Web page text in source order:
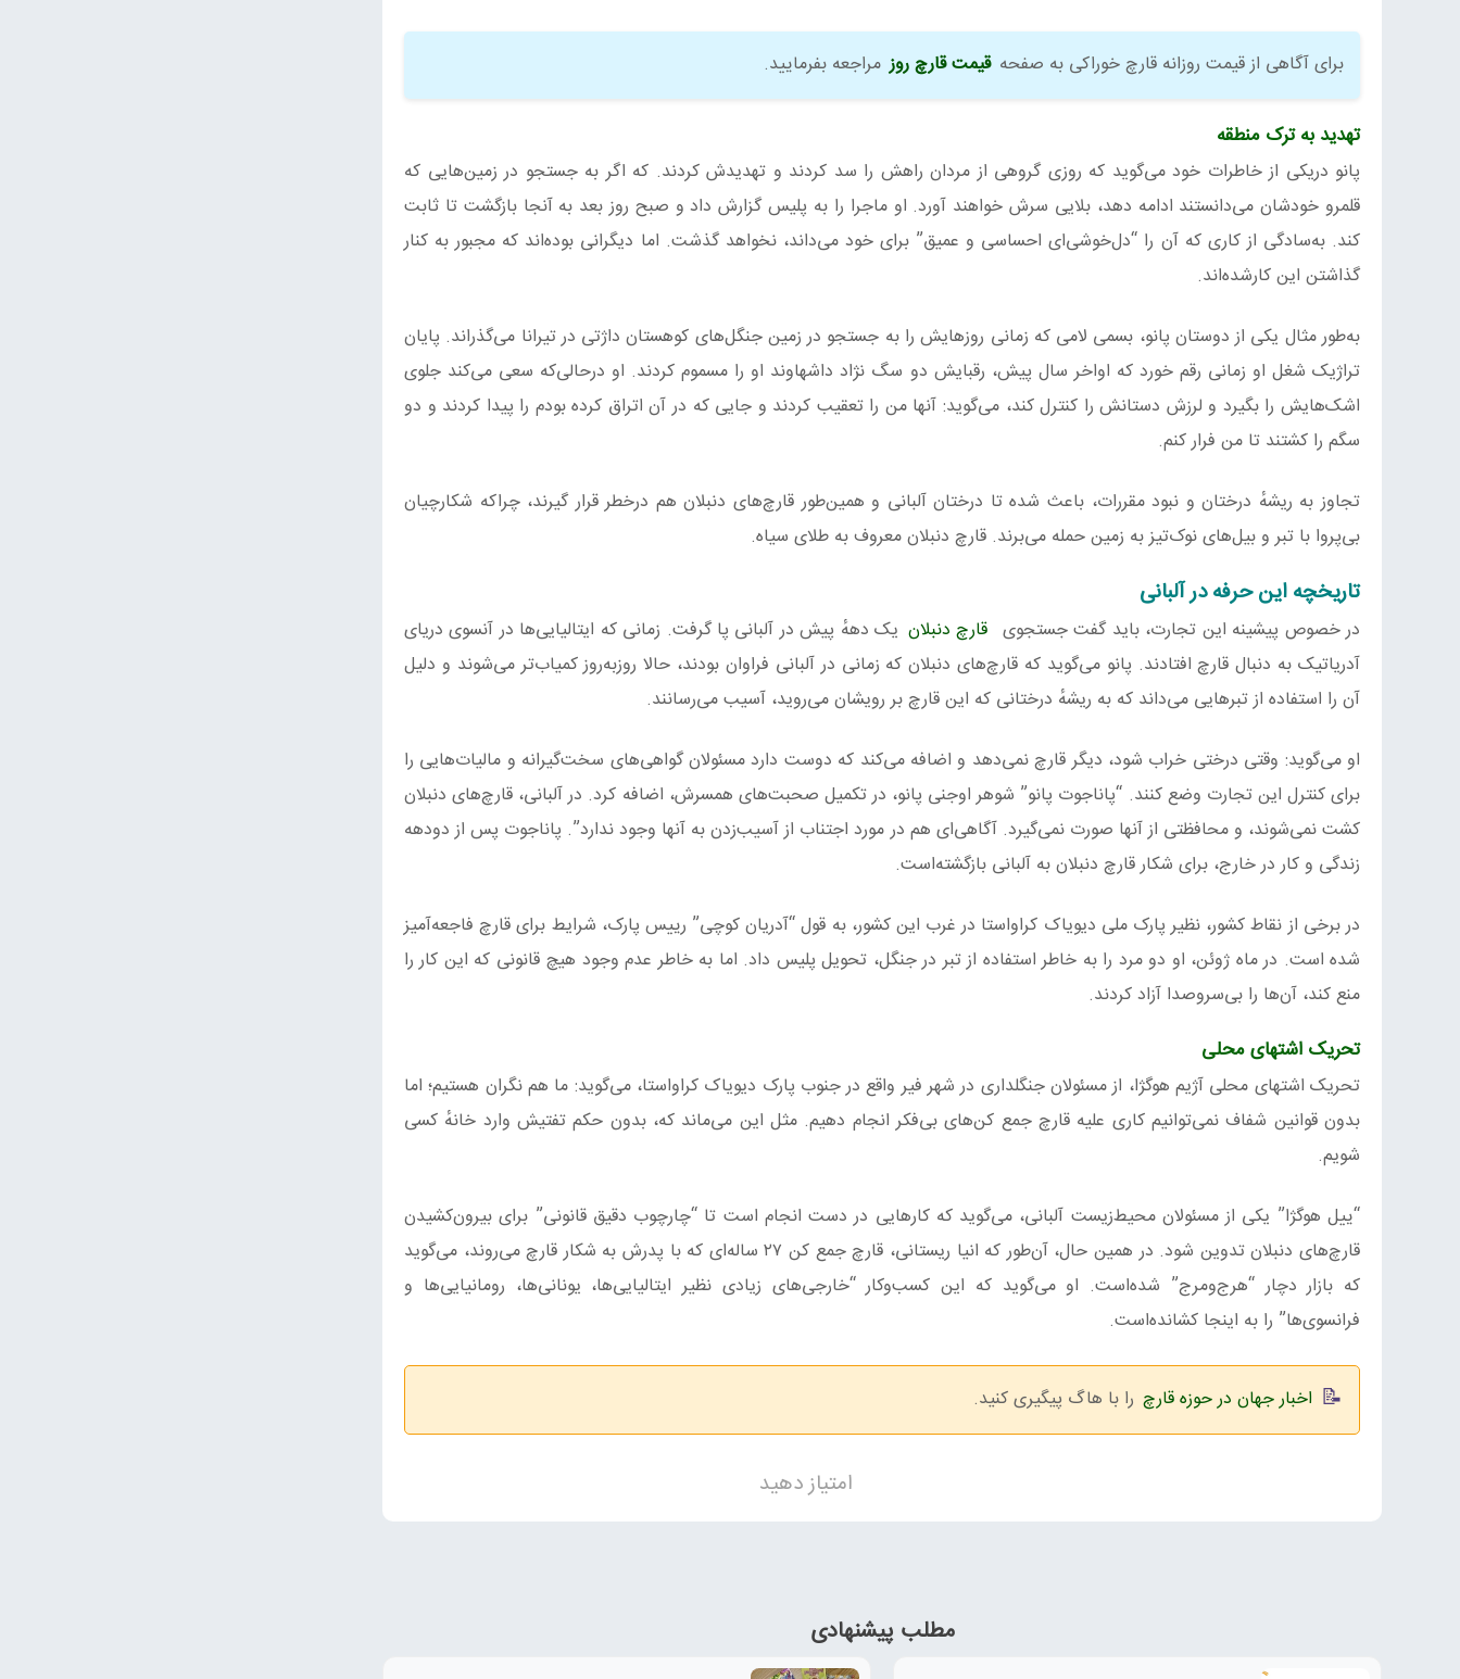
برای آگاهی از قیمت روزانه قارچ خوراکی به صفحه قیمت قارچ روز مراجعه بفرمایید.
تهدید به ترک منطقه
پانو دریکی از خاطرات خود می‌گوید که روزی گروهی از مردان راهش را سد کردند و تهدیدش کردند. که اگر به جستجو در زمین‌هایی که
قلمرو خودشان می‌دانستند ادامه دهد، بلایی سرش خواهند آورد. او ماجرا را به پلیس گزارش داد و صبح روز بعد به آنجا بازگشت تا ثابت
کند. به‌سادگی از کاری که آن را “دل‌خوشی‌ای احساسی و عمیق” برای خود می‌داند، نخواهد گذشت. اما دیگرانی بوده‌اند که مجبور به کنار
گذاشتن این کارشده‌اند.
به‌طور مثال یکی از دوستان پانو، بسمی لامی که زمانی روزهایش را به جستجو در زمین جنگل‌های کوهستان داژتی در تیرانا می‌گذراند. پایان
تراژیک شغل او زمانی رقم خورد که اواخر سال پیش، رقبایش دو سگ نژاد داشهاوند او را مسموم کردند. او درحالی‌که سعی می‌کند جلوی
اشک‌هایش را بگیرد و لرزش دستانش را کنترل کند، می‌گوید: آنها من را تعقیب کردند و جایی که در آن اتراق کرده بودم را پیدا کردند و دو
سگم را کشتند تا من فرار کنم.
تجاوز به ریشهٔ درختان و نبود مقررات، باعث شده تا درختان آلبانی و همین‌طور قارچ‌های دنبلان هم درخطر قرار گیرند، چراکه شکارچیان
بی‌پروا با تبر و بیل‌های نوک‌تیز به زمین حمله می‌برند. قارچ دنبلان معروف به طلای سیاه.
تاریخچه این حرفه در آلبانی
در خصوص پیشینه این تجارت، باید گفت جستجوی قارچ دنبلان یک دههٔ پیش در آلبانی پا گرفت. زمانی که ایتالیایی‌ها در آنسوی دریای
آدریاتیک به دنبال قارچ افتادند. پانو می‌گوید که قارچ‌های دنبلان که زمانی در آلبانی فراوان بودند، حالا روزبه‌روز کمیاب‌تر می‌شوند و دلیل
آن را استفاده از تبرهایی می‌داند که به ریشهٔ درختانی که این قارچ بر رویشان می‌روید، آسیب می‌رسانند.
او می‌گوید: وقتی درختی خراب شود، دیگر قارچ نمی‌دهد و اضافه می‌کند که دوست دارد مسئولان گواهی‌های سخت‌گیرانه و مالیات‌هایی را
برای کنترل این تجارت وضع کنند. “پاناجوت پانو” شوهر اوجنی پانو، در تکمیل صحبت‌های همسرش، اضافه کرد. در آلبانی، قارچ‌های دنبلان
کشت نمی‌شوند، و محافظتی از آنها صورت نمی‌گیرد. آگاهی‌ای هم در مورد اجتناب از آسیب‌زدن به آنها وجود ندارد”. پاناجوت پس از دودهه
زندگی و کار در خارج، برای شکار قارچ دنبلان به آلبانی بازگشته‌است.
در برخی از نقاط کشور، نظیر پارک ملی دیویاک کراواستا در غرب این کشور، به قول “آدریان کوچی” رییس پارک، شرایط برای قارچ فاجعه‌آمیز
شده است. در ماه ژوئن، او دو مرد را به خاطر استفاده از تبر در جنگل، تحویل پلیس داد. اما به خاطر عدم وجود هیچ قانونی که این کار را
منع کند، آن‌ها را بی‌سروصدا آزاد کردند.
تحریک اشتهای محلی
تحریک اشتهای محلی آژیم هوگژا، از مسئولان جنگلداری در شهر فیر واقع در جنوب پارک دیویاک کراواستا، می‌گوید: ما هم نگران هستیم؛ اما
بدون قوانین شفاف نمی‌توانیم کاری علیه قارچ جمع کن‌های بی‌فکر انجام دهیم. مثل این می‌ماند که، بدون حکم تفتیش وارد خانهٔ کسی
شویم.
“ییل هوگژا” یکی از مسئولان محیط‌زیست آلبانی، می‌گوید که کارهایی در دست انجام است تا “چارچوب دقیق قانونی” برای بیرون‌کشیدن
قارچ‌های دنبلان تدوین شود. در همین حال، آن‌طور که انیا ریستانی، قارچ جمع کن ۲۷ ساله‌ای که با پدرش به شکار قارچ می‌روند، می‌گوید
که بازار دچار “هرج‌ومرج” شده‌است. او می‌گوید که این کسب‌وکار “خارجی‌های زیادی نظیر ایتالیایی‌ها، یونانی‌ها، رومانیایی‌ها و
فرانسوی‌ها” را به اینجا کشانده‌است.
اخبار جهان در حوزه قارچ را با هاگ پیگیری کنید.
امتیاز دهید
مطلب پیشنهادی